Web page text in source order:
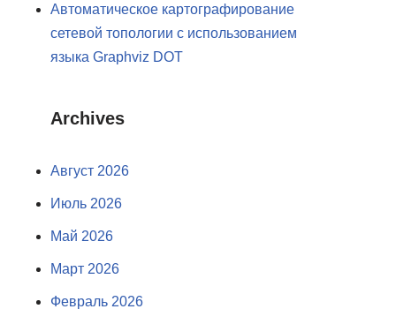
Автоматическое картографирование
сетевой топологии с использованием
языка Graphviz DOT
Archives
Август 2026
Июль 2026
Май 2026
Март 2026
Февраль 2026